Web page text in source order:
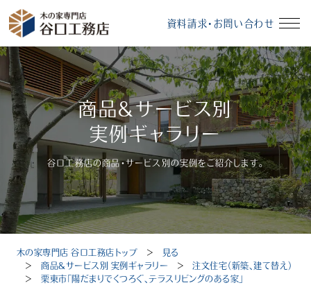
資料請求・お問い合わせ
イベント情報 資料請求・お問い合わせ
モデルハウス 無料相談会
受付時間：10～18時（定休日：毎週水曜、毎月第3火曜）
トップ
商品＆サービス別
実例ギャラリー
谷口工務店の商品・サービス別の実例をご紹介します。
木の家専門店 谷口工務店トップ ＞
見る
＞商品＆サービス別 実例ギャラリー ＞注文住宅（新築、建て替え）
＞栗東市「陽だまりでくつろぐ、テラスリビングのある家」